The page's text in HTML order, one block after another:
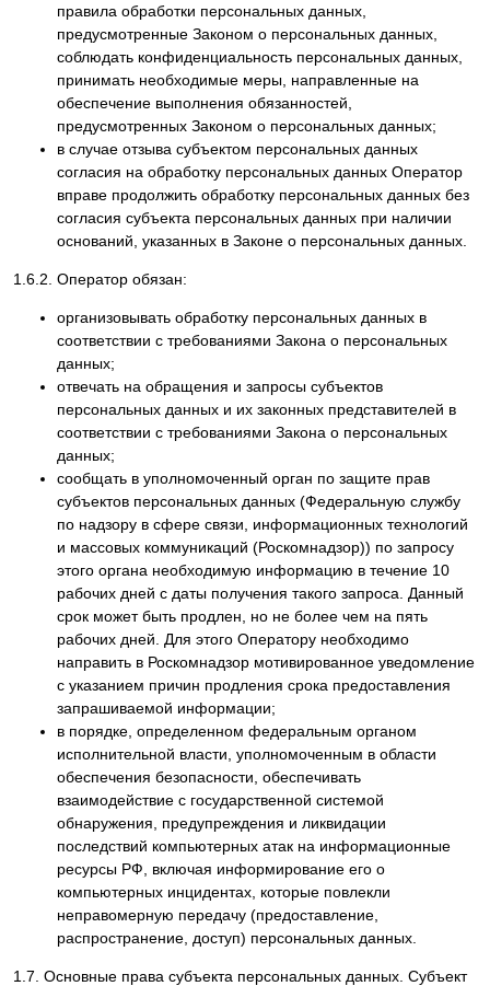
правила обработки персональных данных,
предусмотренные Законом о персональных данных,
соблюдать конфиденциальность персональных данных,
принимать необходимые меры, направленные на
обеспечение выполнения обязанностей,
предусмотренных Законом о персональных данных;
в случае отзыва субъектом персональных данных
согласия на обработку персональных данных Оператор
вправе продолжить обработку персональных данных без
согласия субъекта персональных данных при наличии
оснований, указанных в Законе о персональных данных.
1.6.2. Оператор обязан:
организовывать обработку персональных данных в
соответствии с требованиями Закона о персональных
данных;
отвечать на обращения и запросы субъектов
персональных данных и их законных представителей в
соответствии с требованиями Закона о персональных
данных;
сообщать в уполномоченный орган по защите прав
субъектов персональных данных (Федеральную службу
по надзору в сфере связи, информационных технологий
и массовых коммуникаций (Роскомнадзор)) по запросу
этого органа необходимую информацию в течение 10
рабочих дней с даты получения такого запроса. Данный
срок может быть продлен, но не более чем на пять
рабочих дней. Для этого Оператору необходимо
направить в Роскомнадзор мотивированное уведомление
с указанием причин продления срока предоставления
запрашиваемой информации;
в порядке, определенном федеральным органом
исполнительной власти, уполномоченным в области
обеспечения безопасности, обеспечивать
взаимодействие с государственной системой
обнаружения, предупреждения и ликвидации
последствий компьютерных атак на информационные
ресурсы РФ, включая информирование его о
компьютерных инцидентах, которые повлекли
неправомерную передачу (предоставление,
распространение, доступ) персональных данных.
1.7. Основные права субъекта персональных данных. Субъект